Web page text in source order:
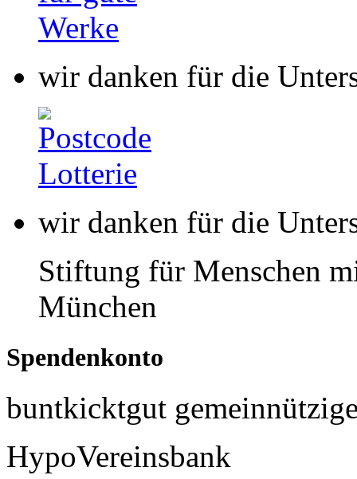
wir danken für die
wir danken für die
Stiftung für Menschen
München
Spendenkonto
buntkicktgut
HypoVereinsbank